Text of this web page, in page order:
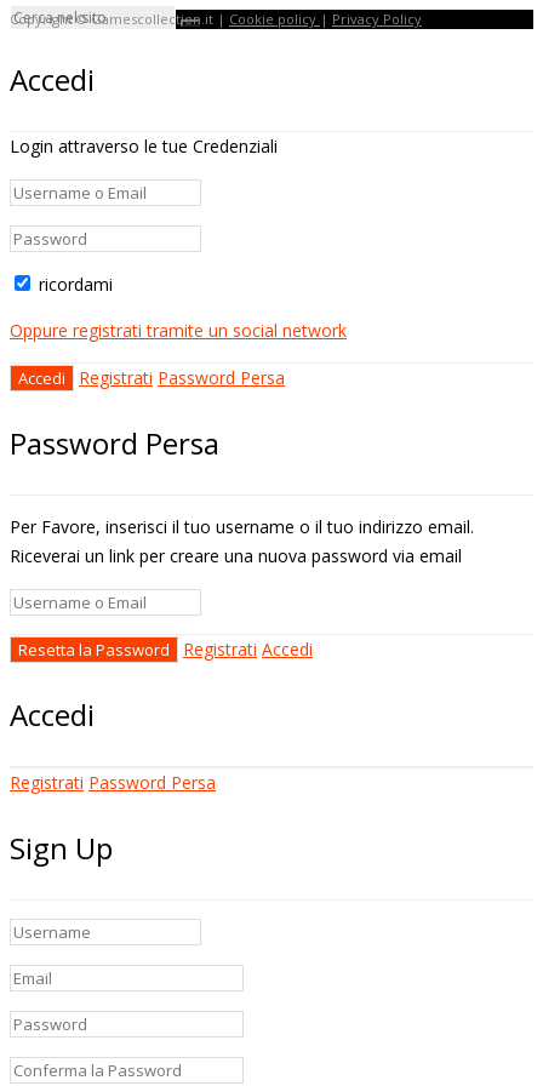
Copyright © Gamescollection.it | Cookie policy | Privacy Policy
Accedi
Login attraverso le tue Credenziali
ricordami
Oppure registrati tramite un social network
Registrati Password Persa
Password Persa
Per Favore, inserisci il tuo username o il tuo indirizzo email.
Riceverai un link per creare una nuova password via email
Registrati Accedi
Accedi
Registrati Password Persa
Sign Up